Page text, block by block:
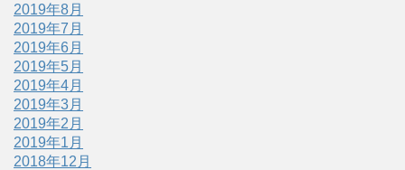
2019年8月
2019年7月
2019年6月
2019年5月
2019年4月
2019年3月
2019年2月
2019年1月
2018年12月